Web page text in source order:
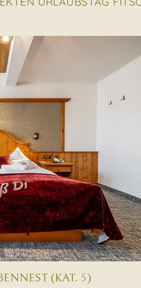
(KAT. 5)